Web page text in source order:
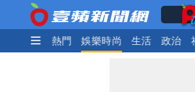
焦點 熱門 娛樂時尚 生活 政治